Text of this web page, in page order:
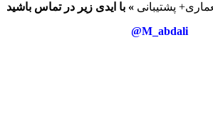
پشتیبانی » با ایدی زیر در تماس باشید
M_abdali@